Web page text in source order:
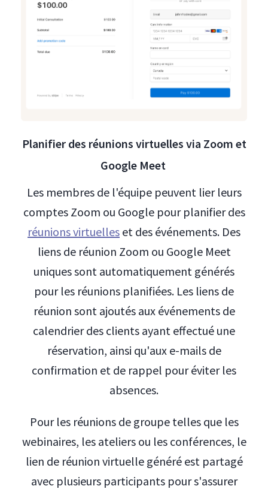
Planifier des réunions virtuelles via Zoom et
Google Meet
Les membres de l'équipe peuvent lier leurs
comptes Zoom ou Google pour planifier des
réunions virtuelles et des événements. Des
liens de réunion Zoom ou Google Meet
uniques sont automatiquement générés
pour les réunions planifiées. Les liens de
réunion sont ajoutés aux événements de
calendrier des clients ayant effectué une
réservation, ainsi qu'aux e-mails de
confirmation et de rappel pour éviter les
absences.
Pour les réunions de groupe telles que les
webinaires, les ateliers ou les conférences, le
lien de réunion virtuelle généré est partagé
avec plusieurs participants pour s'assurer